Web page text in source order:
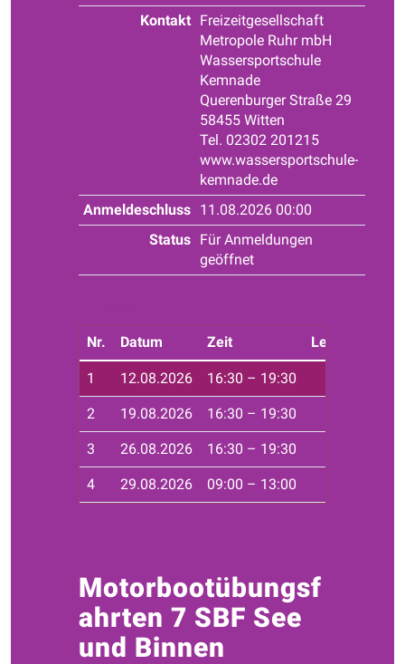
Kontakt Freizeitgesellschaft
Metropole Ruhr mbH
Wassersportschule
Kemnade
Querenburger Straße 29
58455 Witten
Tel. 02302 201215
www.wassersportschule-
kemnade.de
Anmeldeschluss 11.08.2026 00:00
Status Für Anmeldungen
geöffnet
Nr.
Datum Zeit Leiter*in
1 12.08.2026 16:30 – 19:30
2 19.08.2026 16:30 – 19:30
3 26.08.2026 16:30 – 19:30
4 29.08.2026 09:00 – 13:00
Motorbootübungsf
ahrten 7 SBF See
und Binnen